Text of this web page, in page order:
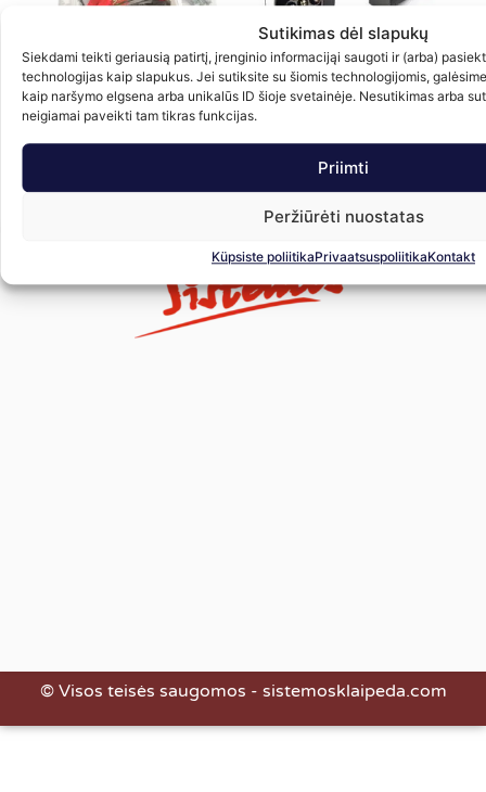
Sutikimas dėl slapukų
Siekdami teikti geriausią patirtį, įrenginio informacijąi saugoti ir (arba)
technologijas kaip slapukus. Jei sutiksite su šiomis technologijomis,
kaip naršymo elgsena arba unikalūs ID šioje svetainėje. Nesutikimas arba
neigiamai paveikti tam tikras funkcijas.
Priimti
Peržiūrėti nuostatas
Küpsiste poliitikaPrivaatsuspoliitikaKontakt
Universalus kablio elektros
instaliacijos modulis (7 PIN)
49.00€ su PVM
Adapteris priekabos rozetei iš JAV
7PIN į EU 7PIN
70.00
Į krepšelį
© Visos teisės saugomos - sistemosklaipeda.com